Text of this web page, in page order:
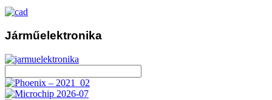
Járműelektronika